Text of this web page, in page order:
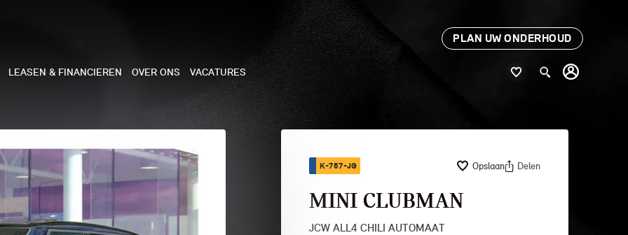
PLAN UW ONDERHOUD
3-DEURS
CABRIO
LEASEN & FINANCIEREN OVER ONS VACATURES
K-757-JG Opslaan Delen
MINI CLUBMAN
JCW ALL4 CHILI AUTOMAAT